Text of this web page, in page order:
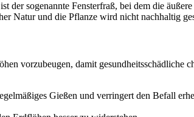
sogenannte Fensterfraß, bei dem die
Natur und die Pflanze wird nicht nachhaltig
vorzubeugen, damit gesundheitsschädliche
Gießen und verringert den Befall